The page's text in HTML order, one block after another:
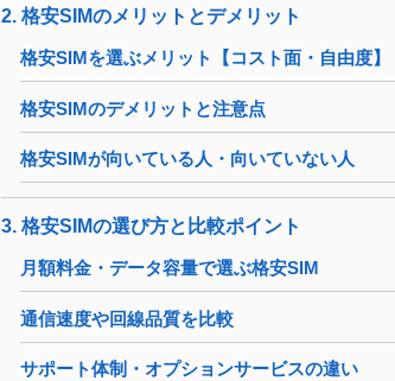
2. 格安SIMのメリットとデメリット
格安SIMを選ぶメリット【コスト面・自由度】
格安SIMのデメリットと注意点
格安SIMが向いている人・向いていない人
3. 格安SIMの選び方と比較ポイント
月額料金・データ容量で選ぶ格安SIM
通信速度や回線品質を比較
サポート体制・オプションサービスの違い